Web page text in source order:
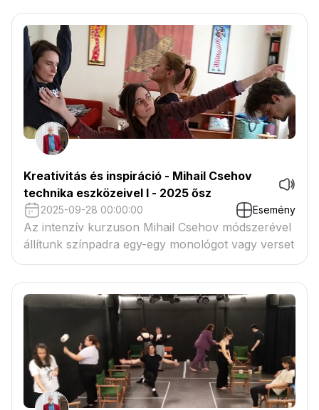
Kreativitás és inspiráció - Mihail Csehov
technika eszközeivel I - 2025 ősz
2025-09-28 00:00:00 Esemény
Az intenzív kurzuson Mihail Csehov módszerével
állítunk színpadra egy-egy monológot vagy verset